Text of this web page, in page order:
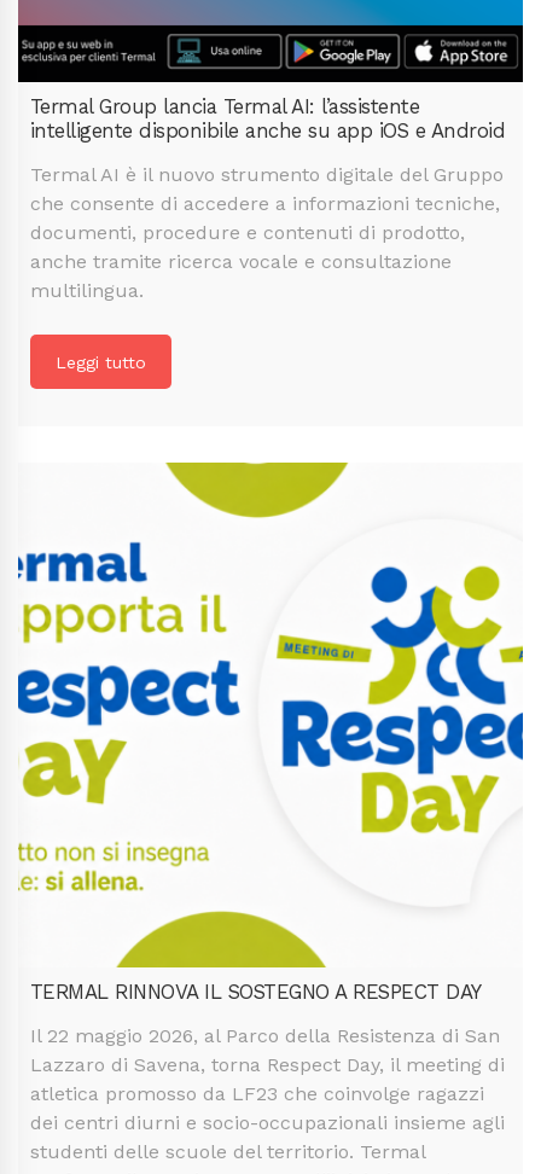
Termal Group lancia Termal AI: l’assistente
intelligente disponibile anche su app iOS e Android
Termal AI è il nuovo strumento digitale del Gruppo
che consente di accedere a informazioni tecniche,
documenti, procedure e contenuti di prodotto,
anche tramite ricerca vocale e consultazione
multilingua.
Leggi tutto
TERMAL RINNOVA IL SOSTEGNO A RESPECT DAY
Il 22 maggio 2026, al Parco della Resistenza di San
Lazzaro di Savena, torna Respect Day, il meeting di
atletica promosso da LF23 che coinvolge ragazzi
dei centri diurni e socio-occupazionali insieme agli
studenti delle scuole del territorio. Termal